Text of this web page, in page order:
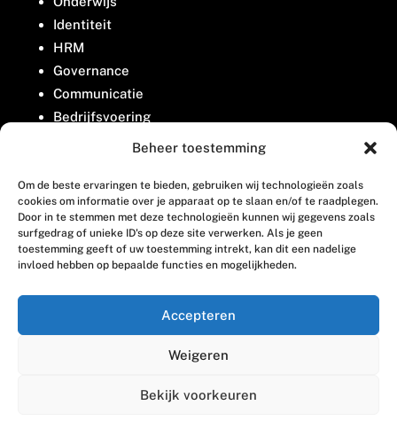
Beheer toestemming
Om de beste ervaringen te bieden, gebruiken wij technologieën zoals
cookies om informatie over je apparaat op te slaan en/of te raadplegen.
Door in te stemmen met deze technologieën kunnen wij gegevens zoals
surfgedrag of unieke ID's op deze site verwerken. Als je geen
toestemming geeft of uw toestemming intrekt, kan dit een nadelige
invloed hebben op bepaalde functies en mogelijkheden.
Accepteren
Weigeren
Bekijk voorkeuren
Identiteit
HRM
Governance
Communicatie
Bedrijfsvoering
Belangenbehartiging
Contact
Houttuinlaan 8
3447 GM Woerden